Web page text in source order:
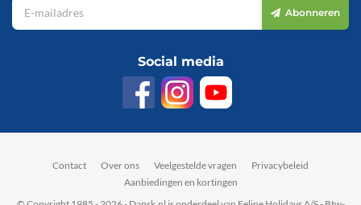
Abonneren
Social media
Contact Over ons Veelgestelde vragen
Privacybeleid
Aanbiedingen en kortingen